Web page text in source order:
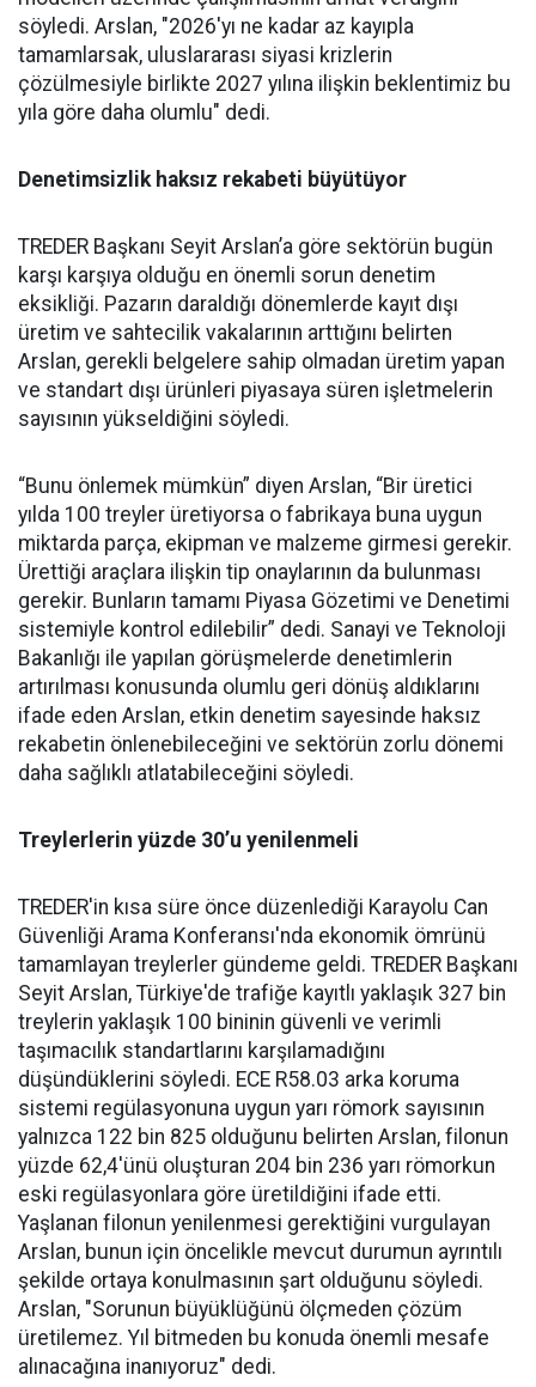
söyledi. Ars­lan, "2026'yı ne kadar az kayıpla
tamamlarsak, uluslararası siya­si krizlerin
çözülmesiyle birlik­te 2027 yılına ilişkin beklentimiz bu
yıla göre daha olumlu" dedi.
Denetimsizlik haksız rekabeti büyütüyor
TREDER Başkanı Seyit Arslan’a göre sektörün bugün
karşı karşıya olduğu en önemli sorun denetim
eksikliği. Pazarın daraldığı dönemlerde kayıt dışı
üretim ve sahtecilik vakalarının arttığını belirten
Arslan, gerekli belgelere sahip olmadan üretim yapan
ve standart dışı ürünleri piyasaya süren işletmelerin
sayısının yükseldiğini söyledi.
“Bunu önlemek mümkün” diyen Arslan, “Bir üretici
yılda 100 treyler üretiyorsa o fabrikaya buna uygun
miktarda parça, ekipman ve malzeme girmesi gerekir.
Ürettiği araçlara ilişkin tip onaylarının da bulunması
gerekir. Bunların tamamı Piyasa Gözetimi ve Denetimi
sistemiyle kontrol edilebilir” dedi. Sanayi ve Teknoloji
Bakanlığı ile yapılan görüşmelerde denetimlerin
artırılması konusunda olumlu geri dönüş aldıklarını
ifade eden Arslan, etkin denetim sayesinde haksız
rekabetin önlenebileceğini ve sektörün zorlu dönemi
daha sağlıklı atlatabileceğini söyledi.
Treylerlerin yüzde 30’u yenilenmeli
TREDER'in kısa süre önce düzenlediği Karayolu Can
Güvenliği Arama Konferansı'nda ekonomik ömrünü
tamamlayan treylerler gündeme geldi. TREDER Başkanı
Seyit Arslan, Türkiye'de trafiğe kayıtlı yaklaşık 327 bin
treylerin yaklaşık 100 bininin güvenli ve verimli
taşımacılık standartlarını karşılamadığını
düşündüklerini söyledi. ECE R58.03 arka koruma
sistemi regülasyonuna uygun yarı römork sayısının
yalnızca 122 bin 825 olduğunu belirten Arslan, filonun
yüzde 62,4'ünü oluşturan 204 bin 236 yarı römorkun
eski regülasyonlara göre üretildiğini ifade etti.
Yaşlanan filonun yenilenmesi gerektiğini vurgulayan
Arslan, bunun için öncelikle mevcut durumun ayrıntılı
şekilde ortaya konulmasının şart olduğunu söyledi.
Arslan, "Sorunun büyüklüğünü ölçmeden çözüm
üretilemez. Yıl bitmeden bu konuda önemli mesafe
alınacağına inanıyoruz" dedi.